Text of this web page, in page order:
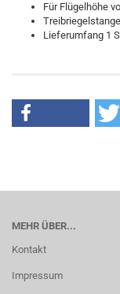
Für Flügelhöhe
Lieferumfang 1
MEHR ÜBER...
Kontakt
Impressum